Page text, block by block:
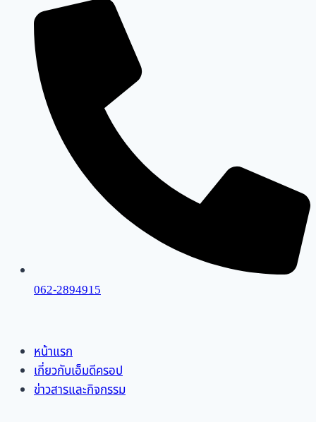
062-2894915
หน้าแรก
เกี่ยวกับเอ็มดีครอป
ข่าวสารและกิจกรรม